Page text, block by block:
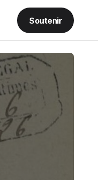
Soutenir